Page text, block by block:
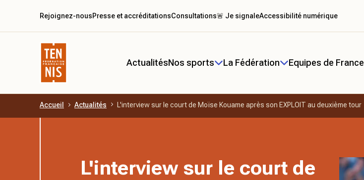
Aller au contenu principal
ActualitésNos sports La Fédération Equipes de France
Rejoignez-nousPresse et accréditationsConsultations🚨 Je signaleAccessibilité numérique
Accueil Actualités L'interview sur le court de Moïse Kouame après son EXPLOIT au deuxième tour
L'interview sur le court de